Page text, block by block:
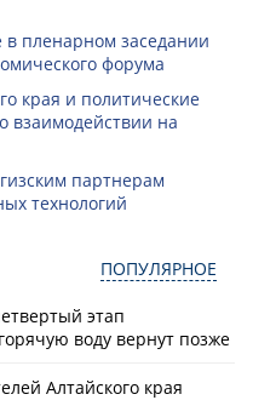
в пленарном заседании
форума
края и политические
взаимодействии на
партнерам
технологий
ПОПУЛЯРНОЕ
этап
воду вернут позже
Алтайского края